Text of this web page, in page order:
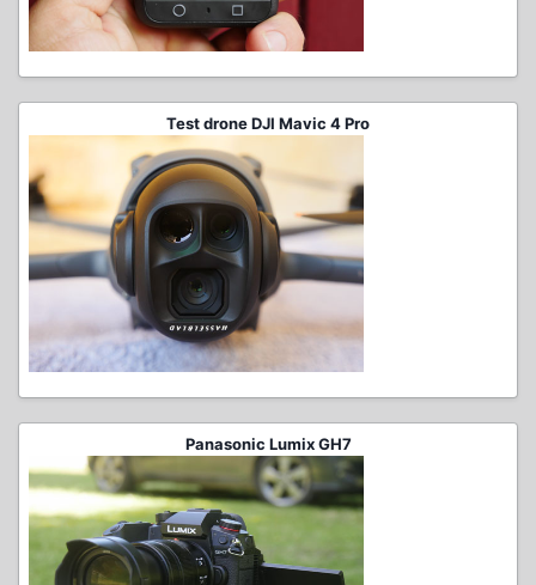
Test drone DJI Mavic 4 Pro
Panasonic Lumix GH7